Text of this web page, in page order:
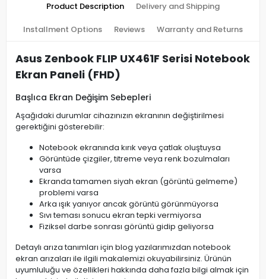
Product Description Delivery and Shipping
Installment Options Reviews Warranty and Returns
Asus Zenbook FLIP UX461F Serisi Notebook
Ekran Paneli (FHD)
Başlıca Ekran Değişim Sebepleri
Aşağıdaki durumlar cihazınızın ekranının değiştirilmesi
gerektiğini gösterebilir:
Notebook ekranında kırık veya çatlak oluştuysa
Görüntüde çizgiler, titreme veya renk bozulmaları
varsa
Ekranda tamamen siyah ekran (görüntü gelmeme)
problemi varsa
Arka ışık yanıyor ancak görüntü görünmüyorsa
Sıvı teması sonucu ekran tepki vermiyorsa
Fiziksel darbe sonrası görüntü gidip geliyorsa
Detaylı arıza tanımları için blog yazılarımızdan notebook
ekran arızaları ile ilgili makalemizi okuyabilirsiniz. Ürünün
uyumluluğu ve özellikleri hakkında daha fazla bilgi almak için